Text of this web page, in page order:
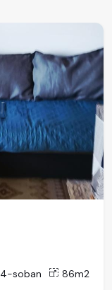
4-soban 86m2